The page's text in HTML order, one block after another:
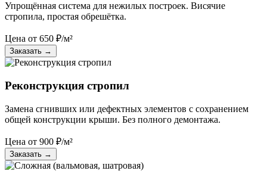
Упрощённая система для нежилых построек. Висячие
стропила, простая обрешётка.
Цена от 650 ₽/м²
Заказать →
Реконструкция стропил
Замена сгнивших или дефектных элементов с сохранением
общей конструкции крыши. Без полного демонтажа.
Цена от 900 ₽/м²
Заказать →